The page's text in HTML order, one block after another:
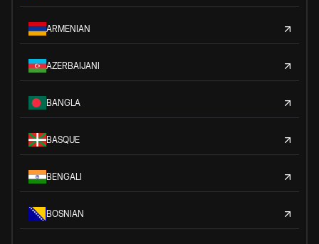
ARMENIAN
AZERBAIJANI
BANGLA
BASQUE
BENGALI
BOSNIAN